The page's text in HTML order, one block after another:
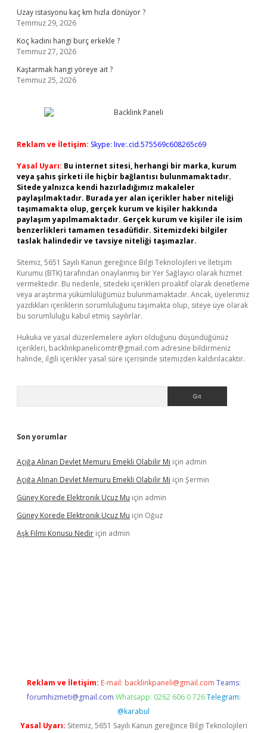
Uzay istasyonu kaç km hızla dönüyor ?
Temmuz 29, 2026
Koç kadını hangi burç erkekle ?
Temmuz 27, 2026
Kaştarmak hangi yöreye ait ?
Temmuz 25, 2026
Reklam ve İletişim: Skype: live:.cid.575569c608265c69
Yasal Uyarı: Bu internet sitesi, herhangi bir marka, kurum
veya şahıs şirketi ile hiçbir bağlantısı bulunmamaktadır.
Sitede yalnızca kendi hazırladığımız makaleler
paylaşılmaktadır. Burada yer alan içerikler haber niteliği
taşımamakta olup, gerçek kurum ve kişiler hakkında
paylaşım yapılmamaktadır. Gerçek kurum ve kişiler ile isim
benzerlikleri tamamen tesadüfidir. Sitemizdeki bilgiler
taslak halindedir ve tavsiye niteliği taşımazlar.
Sitemiz, 5651 Sayılı Kanun gereğince Bilgi Teknolojileri ve İletişim
Kurumu (BTK) tarafından onaylanmış bir Yer Sağlayıcı olarak hizmet
vermektedir. Bu nedenle, sitedeki içerikleri proaktif olarak denetleme
veya araştırma yükümlülüğümüz bulunmamaktadır. Ancak, üyelerimiz
yazdıkları içeriklerin sorumluluğunu taşımakta olup, siteye üye olarak
bu sorumluluğu kabul etmiş sayılırlar.
Hukuka ve yasal düzenlemelere aykırı olduğunu düşündüğünüz
içerikleri, backlinkpanelicomtr@gmail.com adresine bildirmeniz
halinde, ilgili içerikler yasal süre içerisinde sitemizden kaldırılacaktır.
Son yorumlar
Açığa Alınan Devlet Memuru Emekli Olabilir Mi için admin
Açığa Alınan Devlet Memuru Emekli Olabilir Mi için Şermin
Güney Korede Elektronik Ucuz Mu için admin
Güney Korede Elektronik Ucuz Mu için Oğuz
Aşk Filmi Konusu Nedir için admin
Reklam ve İletişim: E-mail: backlinkpaneli@gmail.com Teams:
forumhizmeti@gmail.com Whatsapp: 0262 606 0 726 Telegram:
@karabul
Yasal Uyarı: Sitemiz, 5651 Sayılı Kanun gereğince Bilgi Teknolojileri